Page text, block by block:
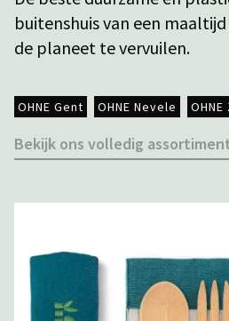
buitenshuis van een
de planeet te vervuilen.
OHNE Gent OHNE Nevele OHNE
Bekijk ons volledig